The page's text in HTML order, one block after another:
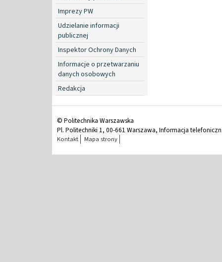
Imprezy PW
Udzielanie informacji
publicznej
Inspektor Ochrony Danych
Informacje o przetwarzaniu
danych osobowych
Redakcja
© Politechnika Warszawska
Pl. Politechniki 1, 00-661 Warszawa, Informacja
Kontakt Mapa strony